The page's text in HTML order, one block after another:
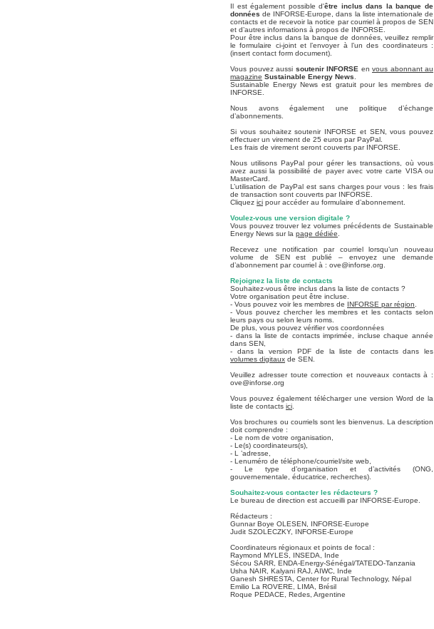
Il est également possible d'être inclus dans la banque de
données de INFORSE-Europe, dans la liste internationale de
contacts et de recevoir la notice par courriel à propos de SEN
et d’autres informations à propos de INFORSE.
Pour être inclus dans la banque de données, veuillez remplir
le formulaire ci-joint et l’envoyer à l’un des coordinateurs :
(insert contact form document).
Vous pouvez aussi soutenir INFORSE en vous abonnant au
magazine Sustainable Energy News
Sustainable Energy News est gratuit pour les membres de
INFORSE.
Nous avons également une politique d’échange
d’abonnements.
Si vous souhaitez soutenir INFORSE et SEN, vous pouvez
effectuer un virement de 25 euros par PayPal.
Les frais de virement seront couverts par INFORSE.
Nous utilisons PayPal pour gérer les transactions, où vous
avez aussi la possibilité de payer avec votre carte VISA ou
MasterCard.
L’utilisation de PayPal est sans charges pour vous : les frais
de transaction sont couverts par INFORSE.
Cliquez ici pour accéder au formulaire d’abonnement.
Voulez-vous une version digitale ?
Vous pouvez trouver lez volumes précédents de Sustainable
Energy News sur la page dédiée
Recevez une notification par courriel lorsqu’un nouveau
volume de SEN est publié – envoyez une demande
d’abonnement par courriel à : ove@inforse.org.
Rejoignez la liste de contacts
Souhaitez-vous être inclus dans la liste de contacts ?
Votre organisation peut être incluse.
- Vous pouvez voir les membres de INFORSE par région
- Vous pouvez chercher les membres et les contacts selon
leurs pays ou selon leurs noms.
De plus, vous pouvez vérifier vos coordonnées
- dans la liste de contacts imprimée, incluse chaque année
dans SEN,
- dans la version PDF de la liste de contacts dans les
volumes digitaux de SEN.
Veuillez adresser toute correction et nouveaux contacts à :
ove@inforse.org
Vous pouvez également télécharger une version Word de la
liste de contacts ici
Vos brochures ou courriels sont les bienvenus. La description
doit comprendre :
- Le nom de votre organisation,
- Le(s) coordinateurs(s),
- L ’adresse,
- Lenuméro de téléphone/courriel/site web,
- Le type d’organisation et d’activités (ONG,
gouvernementale, éducatrice, recherches).
Souhaitez-vous contacter les rédacteurs ?
Le bureau de direction est accueilli par INFORSE-Europe.
Rédacteurs :
Gunnar Boye OLESEN, INFORSE-Europe
Judit SZOLECZKY, INFORSE-Europe
Coordinateurs régionaux et points de focal :
Raymond MYLES, INSEDA, Inde
Sécou SARR, ENDA-Energy-Sénégal/TATEDO-Tanzania
Usha NAIR, Kalyani RAJ, AIWC, Inde
Ganesh SHRESTA, Center for Rural Technology, Népal
Emilio La ROVERE, LIMA, Brésil
Roque PEDACE, Redes, Argentine